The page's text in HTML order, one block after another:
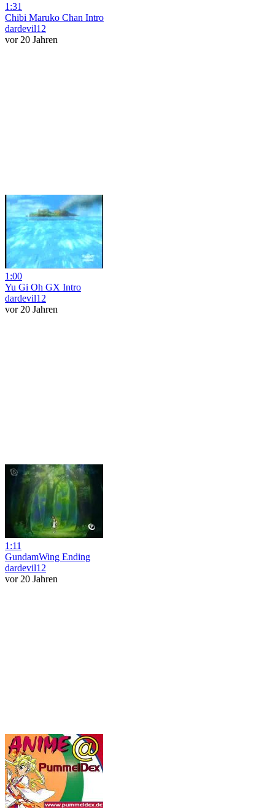
1:31
Chibi Maruko Chan Intro
dardevil12
vor 20 Jahren
1:00
Yu Gi Oh GX Intro
dardevil12
vor 20 Jahren
1:11
GundamWing Ending
dardevil12
vor 20 Jahren